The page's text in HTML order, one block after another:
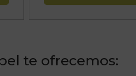
te ofrecemos: